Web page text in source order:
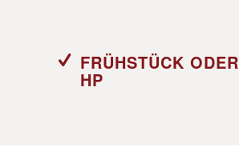
FRÜHSTÜCK ODER
HP